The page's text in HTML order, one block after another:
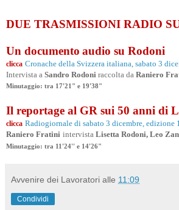
DUE TRASMISSIONI RADIO
Un documento audio su Rodoni
clicca Cronache della Svizzera italiana, sabato 3
Intervista a Sandro Rodoni raccolta da Raniero
Minutaggio: tra 17'21" e 19'38"
Il reportage al GR sui 50 anni di
clicca Radiogiornale di sabato 3 dicembre, edizione
Raniero Fratini intervista Lisetta Rodoni, Leo
Minutaggio: tra 11'24'' e 14'26"
Avvenire dei Lavoratori alle 11:09
Condividi